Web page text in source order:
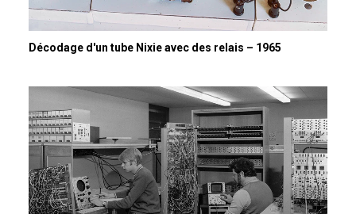
Décodage d'un tube Nixie avec des relais – 1965